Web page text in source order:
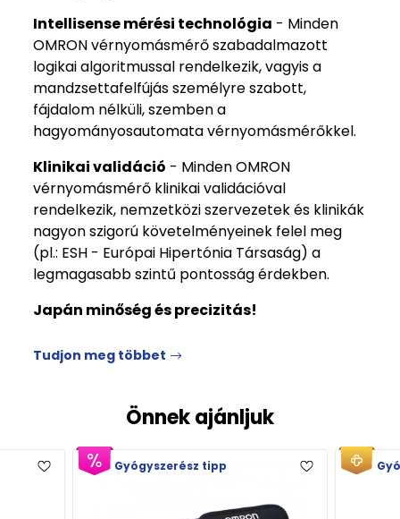
Intellisense mérési technológia - Minden
OMRON vérnyomásmérő szabadalmazott
logikai algoritmussal rendelkezik, vagyis a
mandzsettafelfújás személyre szabott,
fájdalom nélküli, szemben a
hagyományosautomata vérnyomásmérőkkel.
Klinikai validáció - Minden OMRON
vérnyomásmérő klinikai validációval
rendelkezik, nemzetközi szervezetek és klinikák
nagyon szigorú követelményeinek felel meg
(pl.: ESH - Európai Hipertónia Társaság) a
legmagasabb szintű pontosság érdekben.
Japán minőség és precizitás!
Tudjon meg többet
Önnek ajánljuk
Gyógyszerész tipp